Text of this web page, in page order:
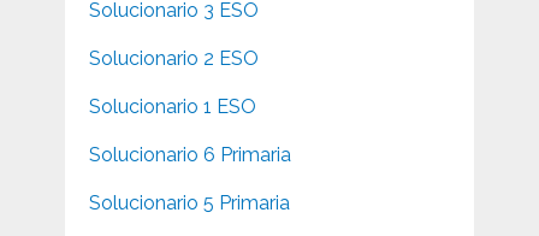
Solucionario 3 ESO
Solucionario 2 ESO
Solucionario 1 ESO
Solucionario 6 Primaria
Solucionario 5 Primaria